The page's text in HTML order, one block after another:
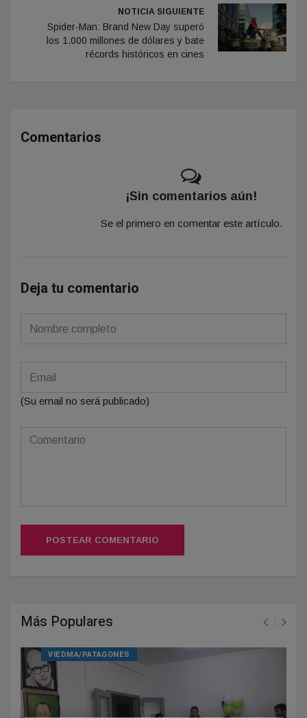
NOTICIA SIGUIENTE
Spider-Man: Brand New Day superó
los 1.000 millones de dólares y bate
récords históricos en cines
Comentarios
¡Sin comentarios aún!
Se el primero en comentar este artículo.
Deja tu comentario
(Su email no será publicado)
POSTEAR COMENTARIO
Más Populares
VIEDMA/PATAGONES